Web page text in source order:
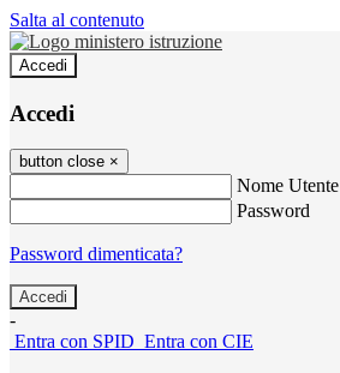
Salta al contenuto
Accedi
Accedi
button close ×
Nome Utente
Password
Password dimenticata?
-
Entra con SPID Entra con CIE